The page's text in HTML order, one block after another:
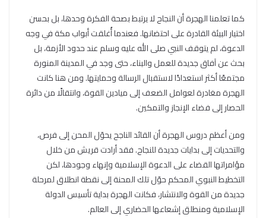
كما تعلمنا الهجرة أن النجاح لا يرتبط بصحة الفكرة وحدها، بل بحسن
اختيار البيئة القادرة على احتضانها. فعندما أُغلقت أبواب مكة في وجه
الدعوة، لم يتوقف النبي صلى الله عليه وسلم عند حدود الأزمة، بل
بحث عن آفاق جديدة للعمل والبناء، حتى وجد في المدينة المنورة
مجتمعًا أكثر استعدادًا لاستقبال الرسالة وحمايتها. ومن هنا كانت
الهجرة مغادرة لعوامل الضعف إلى ميادين القوة، وانتقالًا من دائرة
الحصار إلى فضاء الإنجاز والتمكين.
ومن أعظم دروس الهجرة أن القائد الناجح يحوّل المحن إلى فرص،
والتحديات إلى بدايات جديدة للنجاح. فقد أرادت قريش من خلال
مؤامراتها القضاء على الدعوة الإسلامية وإنهاء وجودها، لكن
التخطيط النبوي المحكم حوّل تلك المحنة إلى نقطة انطلاق لمرحلة
جديدة من القوة والانتشار، فكانت الهجرة بداية تأسيس الدولة
الإسلامية ومنطلق إشعاعها الحضاري إلى العالم.